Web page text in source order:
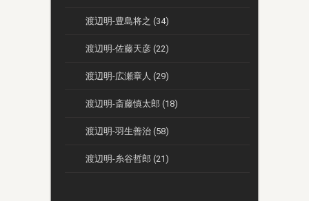
渡辺明-豊島将之 (34)
渡辺明-佐藤天彦 (22)
渡辺明-広瀬章人 (29)
渡辺明-斎藤慎太郎 (18)
渡辺明-羽生善治 (58)
渡辺明-糸谷哲郎 (21)